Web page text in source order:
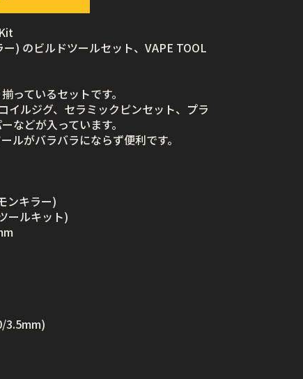
) のビルドツールセット、VAPE TOOL
っているセットです。
イルジグ、セラミックピンセット、プラ
などが入っています。
ルがバラバラにならず便利です。
ンキラー)
ールキット)
3.5mm)